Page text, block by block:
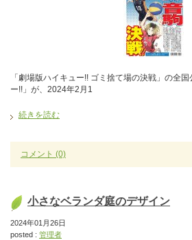
「劇場版ハイキュー!! ゴミ捨て場の決戦」の全
ー!!」が、2024年2月1
続きを読む
コメント (0)
小さなベランダ庭のデザイン
2024年01月26日
posted : 管理者